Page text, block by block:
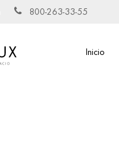
800-263-33-55
Inicio